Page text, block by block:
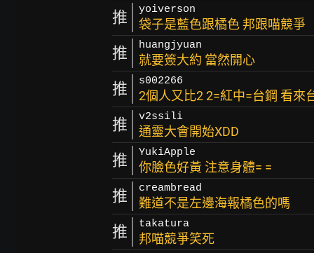
推 yoiverson
袋子是藍色跟橘色 邦跟喵競爭
推 huangjyuan
就要簽大約 當然開心
推 s002266
2個人又比2 2=紅中=台鋼 看來
推 v2ssili
通靈大會開始XDD
推 YukiApple
你臉色好黃 注意身體= =
推 creambread
難道不是左邊海報橘色的嗎
推 takatura
邦喵競爭笑死